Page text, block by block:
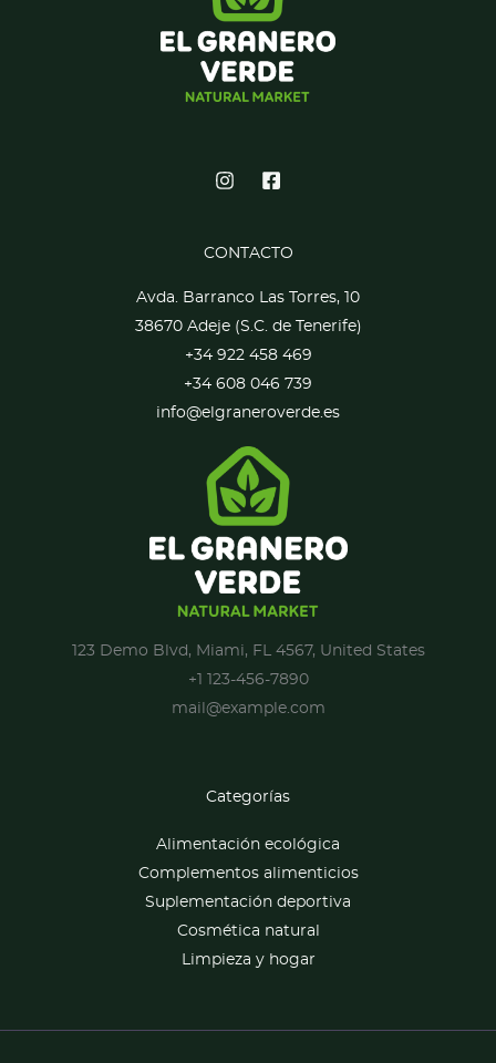
CONTACTO
Avda. Barranco Las Torres, 10
38670 Adeje (S.C. de Tenerife)
+34 922 458 469
+34 608 046 739
info@elgraneroverde.es
123 Demo Blvd, Miami, FL 4567, United States
+1 123-456-7890
mail@example.com
Categorías
Alimentación ecológica
Complementos alimenticios
Suplementación deportiva
Cosmética natural
Limpieza y hogar